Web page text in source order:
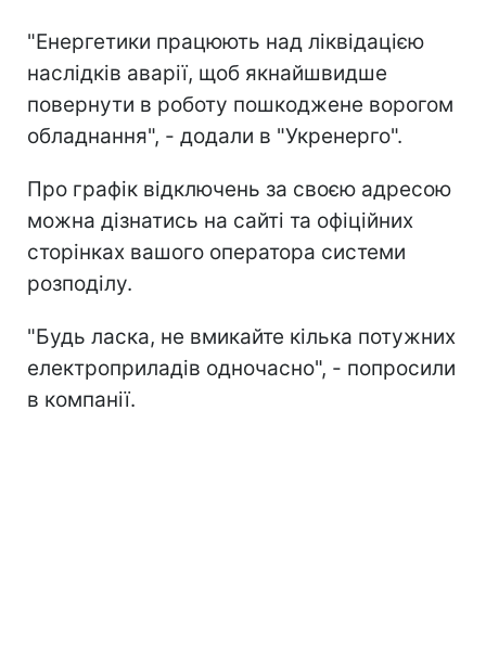
"Енергетики працюють над ліквідацією
наслідків аварії, щоб якнайшвидше
повернути в роботу пошкоджене ворогом
обладнання", - додали в "Укренерго".
Про графік відключень за своєю адресою
можна дізнатись на сайті та офіційних
сторінках вашого оператора системи
розподілу.
"Будь ласка, не вмикайте кілька потужних
електроприладів одночасно", - попросили
в компанії.